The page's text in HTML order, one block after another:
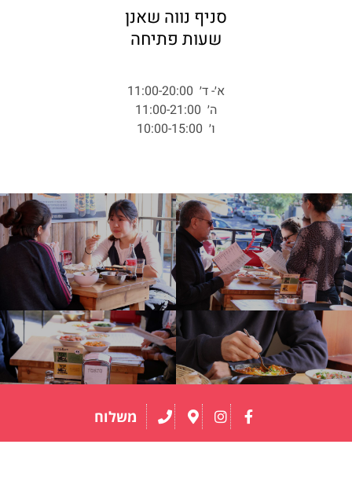
סניף נווה שאנן
שעות פתיחה
א׳- ד׳ 11:00-20:00
ה׳ 11:00-21:00
ו׳ 10:00-15:00
משלוח